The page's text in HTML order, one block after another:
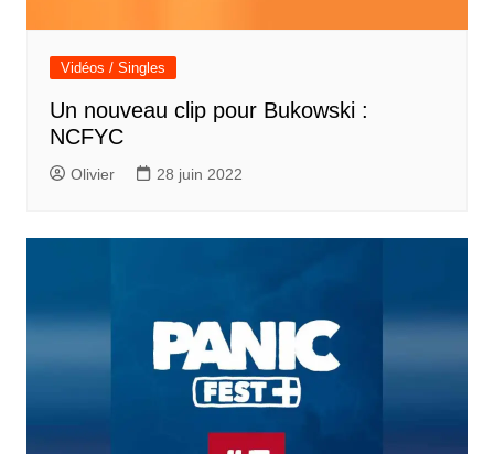
Vidéos / Singles
Un nouveau clip pour Bukowski :
NCFYC
Olivier 28 juin 2022